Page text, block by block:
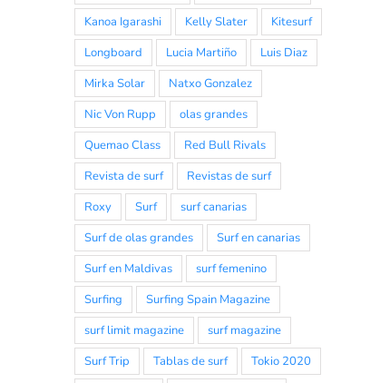
Kanoa Igarashi
Kelly Slater
Kitesurf
Longboard
Lucia Martiño
Luis Diaz
Mirka Solar
Natxo Gonzalez
Nic Von Rupp
olas grandes
Quemao Class
Red Bull Rivals
Revista de surf
Revistas de surf
Roxy
Surf
surf canarias
Surf de olas grandes
Surf en canarias
Surf en Maldivas
surf femenino
Surfing
Surfing Spain Magazine
surf limit magazine
surf magazine
Surf Trip
Tablas de surf
Tokio 2020